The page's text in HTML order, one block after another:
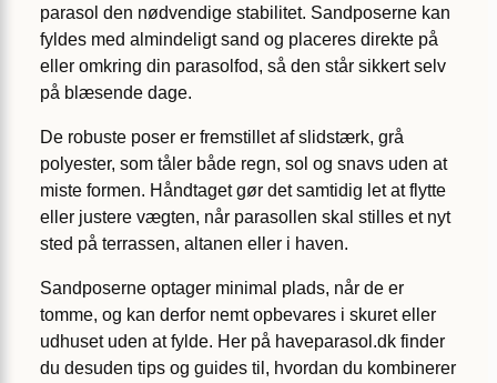
parasol den nødvendige stabilitet. Sandposerne kan
fyldes med almindeligt sand og placeres direkte på
eller omkring din parasolfod, så den står sikkert selv
på blæsende dage.
De robuste poser er fremstillet af slidstærk, grå
polyester, som tåler både regn, sol og snavs uden at
miste formen. Håndtaget gør det samtidig let at flytte
eller justere vægten, når parasollen skal stilles et nyt
sted på terrassen, altanen eller i haven.
Sandposerne optager minimal plads, når de er
tomme, og kan derfor nemt opbevares i skuret eller
udhuset uden at fylde. Her på haveparasol.dk finder
du desuden tips og guides til, hvordan du kombinerer